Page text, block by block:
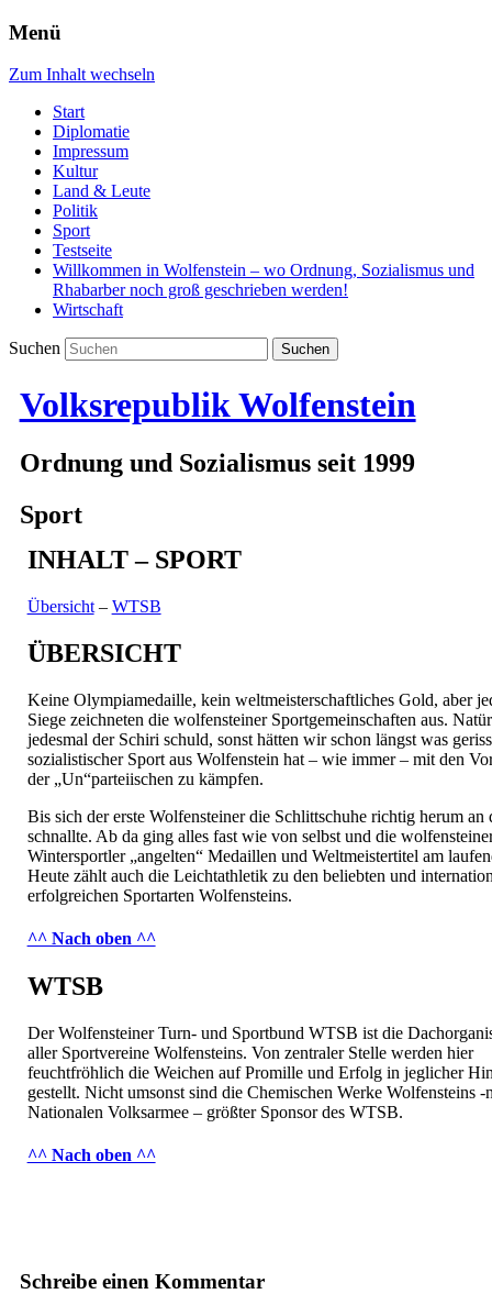
Menü
Zum Inhalt wechseln
Start
Diplomatie
Impressum
Kultur
Land & Leute
Politik
Sport
Testseite
Willkommen in Wolfenstein – wo Ordnung, Sozialismus und
Rhabarber noch groß geschrieben werden!
Wirtschaft
Suchen
Volksrepublik Wolfenstein
Ordnung und Sozialismus seit 1999
Sport
INHALT – SPORT
Übersicht– WTSB
ÜBERSICHT
Keine Olympiamedaille, kein weltmeisterschaftliches Gold, aber
Siege zeichneten die wolfensteiner Sportgemeinschaften aus.
jedesmal der Schiri schuld, sonst hätten wir schon längst was
sozialistischer Sport aus Wolfenstein hat – wie immer – mit den
der „Un“parteiischen zu kämpfen.
Bis sich der erste Wolfensteiner die Schlittschuhe richtig herum an
schnallte. Ab da ging alles fast wie von selbst und die
Wintersportler „angelten“ Medaillen und Weltmeistertitel am
Heute zählt auch die Leichtathletik zu den beliebten und
erfolgreichen Sportarten Wolfensteins.
^^ Nach oben ^^
WTSB
Der Wolfensteiner Turn- und Sportbund WTSB ist die
aller Sportvereine Wolfensteins. Von zentraler Stelle werden hier
feuchtfröhlich die Weichen auf Promille und Erfolg in jeglicher
gestellt. Nicht umsonst sind die Chemischen Werke Wolfensteins -
Nationalen Volksarmee – größter Sponsor des WTSB.
^^ Nach oben ^^
Schreibe einen Kommentar